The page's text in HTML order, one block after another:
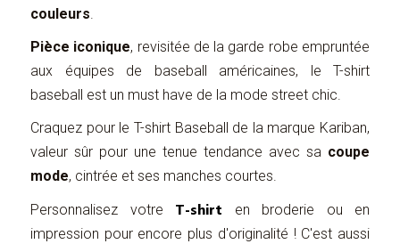
couleurs.
Pièce iconique, revisitée de la garde robe empruntée
aux équipes de baseball américaines, le T-shirt
baseball est un must have de la mode street chic.
Craquez pour le T-shirt Baseball de la marque Kariban,
valeur sûr pour une tenue tendance avec sa coupe
mode, cintrée et ses manches courtes.
Personnalisez votre T-shirt
en broderie ou en
impression pour encore plus d'originalité ! C'est aussi